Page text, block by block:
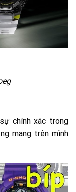
chính xác trong
mang trên mình